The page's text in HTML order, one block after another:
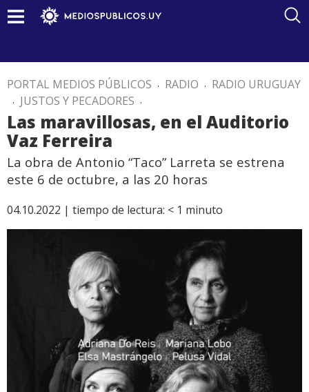
PORTAL MEDIOS PÚBLICOS . RADIO . RADIO URUGUAY
. JUSTOS Y PECADORES .
Las maravillosas, en el Auditorio
Vaz Ferreira
La obra de Antonio “Taco” Larreta se estrena
este 6 de octubre, a las 20 horas
04.10.2022 | tiempo de lectura: < 1 minuto